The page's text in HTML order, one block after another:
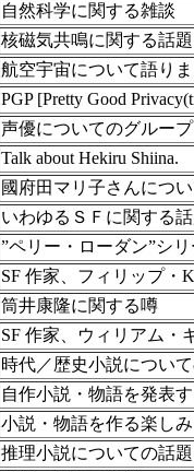
自然科学に関する雑談
核磁気共鳴に関する話題
航空宇宙について語り
PGP [Pretty Good
声優についてのグループ
Talk about Hekiru Shiina.
國府田マリ子さんにつ
いわゆるＳＦに関する
”ペリー・ローダン”シ
SF 作家、フィリップ・
筒井康隆に関する噂
SF 作家、ウィリアム・
時代／歴史小説につい
自作小説・物語を発表
小説・物語を作る楽し
推理小説についての話題